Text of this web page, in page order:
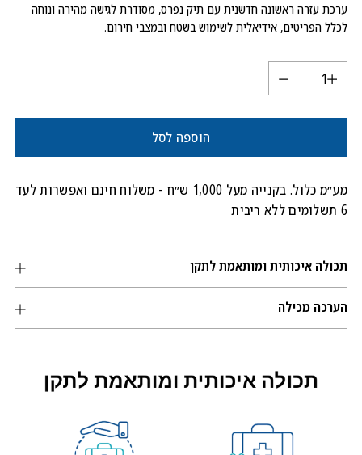
ערכת עזרה ראשונה חדשנית עם תיק נפרס, מסודרת לגישה מהירה ונוחה
לכלל הפריטים, אידיאלית לשימוש בשטח ובמצבי חירום.
הוספה לסל
מע״מ כלול. בקנייה מעל 1,000 ש״ח - משלוח חינם ואפשרות לעד
6 תשלומים ללא ריבית
מוסיף
את
המוצרים
שלך
לסל
תכולה איכותית ומותאמת לתקן
הערכה מכילה